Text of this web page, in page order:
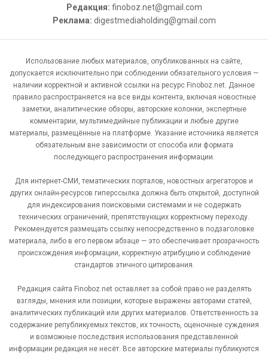
Редакция: finoboz.net@gmail.com
Реклама: digestmediaholding@gmail.com
Использование любых материалов, опубликованных на сайте,
допускается исключительно при соблюдении обязательного условия —
наличии корректной и активной ссылки на ресурс Finoboz.net. Данное
правило распространяется на все виды контента, включая новостные
заметки, аналитические обзоры, авторские колонки, экспертные
комментарии, мультимедийные публикации и любые другие
материалы, размещённые на платформе. Указание источника является
обязательным вне зависимости от способа или формата
последующего распространения информации.
Для интернет-СМИ, тематических порталов, новостных агрегаторов и
других онлайн-ресурсов гиперссылка должна быть открытой, доступной
для индексирования поисковыми системами и не содержать
технических ограничений, препятствующих корректному переходу.
Рекомендуется размещать ссылку непосредственно в подзаголовке
материала, либо в его первом абзаце — это обеспечивает прозрачность
происхождения информации, корректную атрибуцию и соблюдение
стандартов этичного цитирования.
Редакция сайта Finoboz.net оставляет за собой право не разделять
взгляды, мнения или позиции, которые выражены авторами статей,
аналитических публикаций или других материалов. Ответственность за
содержание републикуемых текстов, их точность, оценочные суждения
и возможные последствия использования представленной
информации редакция не несёт. Все авторские материалы публикуются